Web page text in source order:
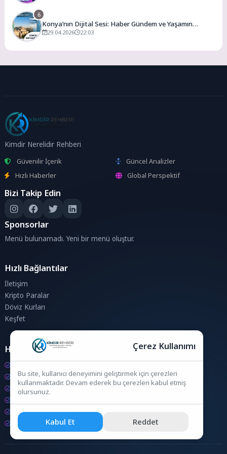
6
Konya’nın Dijital Sesi: Haber Gündem ve Yaşamın
Merkezi
29.04.2026 22:03
Kimdir Nerelidir Rehberi
Güvenilir İçerik
Güncel Analizler
Hızlı Haberler
Global Perspektif
Bizi Takip Edin
Sponsorlar
Menü bulunamadı. Yeni bir menü oluştur.
Hızlı Bağlantılar
İletişim
Kripto Paralar
Döviz Kurları
Keşfet
Hesaplamalar
Döviz Hesaplama
KDV Hesaplama
Zam Hesaplama
Bileşik Hesaplama
Çerez Kullanımı
Bu site, kullanıcı deneyimini geliştirmek için çerezleri
kullanmaktadır. Devam ederek bu çerezleri kabul etmiş
olursunuz.
Kabul Et Reddet